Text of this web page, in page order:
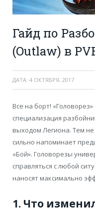
Гайд по
(Outlaw) в
ДАТА: 4 ОКТЯБРЯ, 2017
Все на борт!
специализация
выходом Легиона. Тем
сильно напоминает
«Бой». Головорезы
справляться с любой
наносят максимально
1. Что